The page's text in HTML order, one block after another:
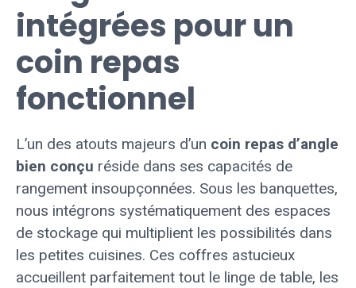
intégrées pour un
coin repas
fonctionnel
L’un des atouts majeurs d’un coin repas d’angle
bien conçu réside dans ses capacités de
rangement insoupçonnées. Sous les banquettes,
nous intégrons systématiquement des espaces
de stockage qui multiplient les possibilités dans
les petites cuisines. Ces coffres astucieux
accueillent parfaitement tout le linge de table, les